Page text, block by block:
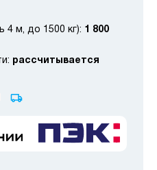
4 м, до 1500 кг): 1 800
рассчитывается